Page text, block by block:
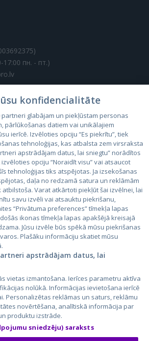
17:00 пн. - пт.)
Kainos.lt
Paslaugos.lt
auto24.ee
KV.ee
Osta.ee
konfidencialitāte
partneri glabājam un piekļūstam personas
pārlūkošanas datiem vai unikālajiem
ierīcē. Izvēloties opciju “Es piekrītu”, tiek
tehnoloģijas, kas atbalsta zem virsraksta
apstrādājam datus, lai sniegtu” norādītos
opciju “Noraidīt visu” vai atsaucot
tehnoloģijas tiks atspējotas. Ja izsekošanas
daļa no redzamā satura un reklāmām
Varat atkārtoti piekļūt šai izvēlnei, lai
savu izvēli vai atsauktu piekrišanu,
“Privātuma preferences” tīmekļa lapas
ikonas tīmekļa lapas apakšējā kreisajā
Jūsu izvēle būs spēkā mūsu piekrišanas
Plašāku informāciju skatiet mūsu
apstrādājam datus, lai
vietas izmantošana. Ierīces parametru aktīva
nolūkā. Informācijas ievietošana ierīcē
Personalizētas reklāmas un saturs, reklāmu
novērtēšana, analītiskā informācija par
produktu izstrāde.
sniedzēju) saraksts